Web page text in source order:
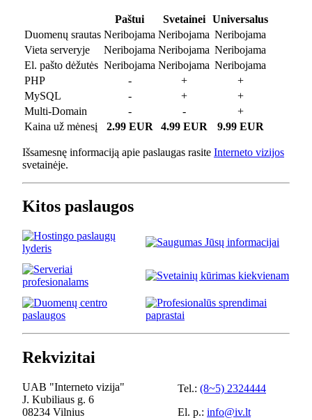
Paštui Svetainei
Universalus
Duomenų srautas Neribojama Neribojama Neribojama
Vieta serveryje
Neribojama Neribojama Neribojama
El. pašto dėžutės Neribojama Neribojama Neribojama
PHP
- +
+
MySQL
- +
+
Multi-Domain
- -
+
Kaina už mėnesį
2.99 EUR 4.99 EUR 9.99 EUR
Išsamesnę informaciją apie paslaugas rasite Interneto vizijos
svetainėje.
Kitos paslaugos
Rekvizitai
UAB "Interneto vizija"
J. Kubiliaus g. 6
08234 Vilnius
Tel.: (8~5) 2324444
El. p.: info@iv.lt